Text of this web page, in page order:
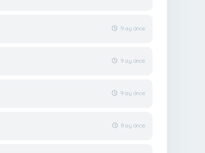
9 ay önce
9 ay önce
9 ay önce
8 ay önce